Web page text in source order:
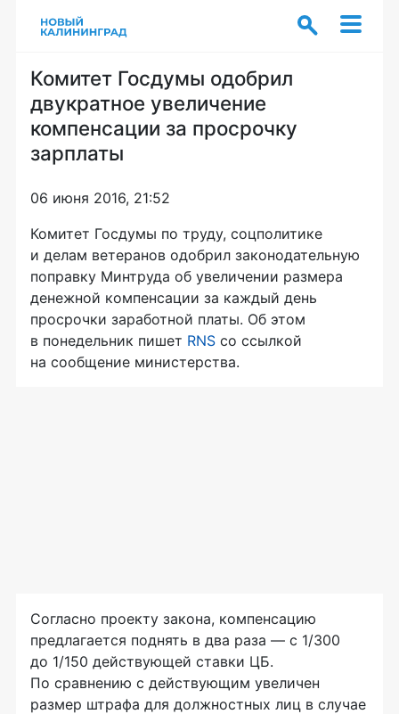
Комитет Госдумы одобрил
двукратное увеличение
компенсации за просрочку
зарплаты
06 июня 2016, 21:52
Комитет Госдумы по труду, соцполитике
и делам ветеранов одобрил законодательную
поправку Минтруда об увеличении размера
денежной компенсации за каждый день
просрочки заработной платы. Об этом
в понедельник пишет RNS со ссылкой
на сообщение министерства.
Согласно проекту закона, компенсацию
предлагается поднять в два раза — с 1/300
до 1/150 действующей ставки ЦБ.
По сравнению с действующим увеличен
размер штрафа для должностных лиц в случае